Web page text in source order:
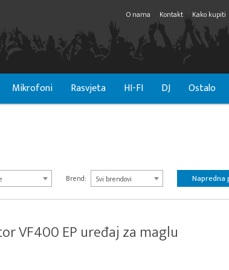
O nama Kontakt Kako kupiti
Mikrofoni Rasvjeta HI-FI DJ Ostalo
Brend: Svi brendovi Napredna
VF400 EP uređaj za maglu